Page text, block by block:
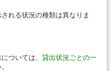
れる状況の種類は異なりま
ついては、 貸出状況ごとの一